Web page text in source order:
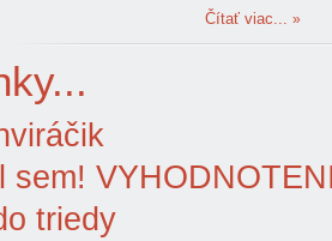
Čítať viac...
sem!
triedy